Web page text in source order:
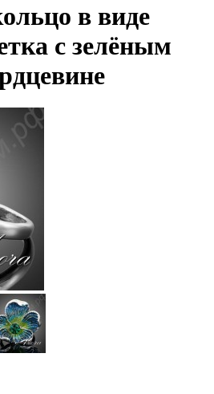
в виде
с зелёным